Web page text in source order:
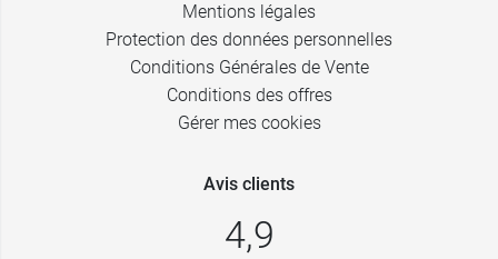
Mentions légales
Protection des données personnelles
Conditions Générales de Vente
Conditions des offres
Gérer mes cookies
Avis clients
4,9